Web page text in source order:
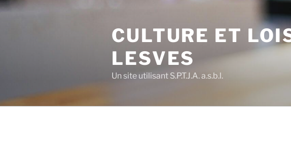
Aller
CULTURE ET
LESVES
Un site utilisant S.P.T.J.A. a.s.b.l.